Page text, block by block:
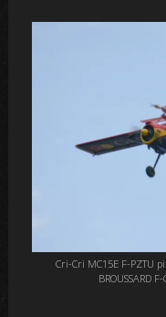
Cri-Cri MC15E F-PZTU
BROUSSARD